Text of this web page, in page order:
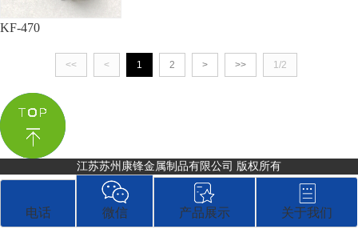
KF-470
<< < 1 2 > >> 1/2
江苏苏州康锋金属制品有限公司 版权所有
电话 微信 产品展示 关于我们